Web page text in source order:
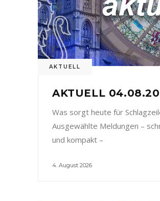
AKTUELL
AKTUELL
Was sorgt heute für
Ausgewählte Meldungen –
und kompakt –
4. August 2026